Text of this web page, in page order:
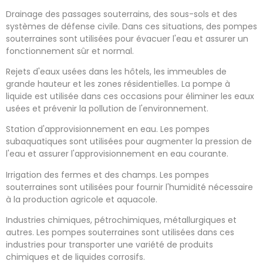
Drainage des passages souterrains, des sous-sols et des
systèmes de défense civile. Dans ces situations, des pompes
souterraines sont utilisées pour évacuer l'eau et assurer un
fonctionnement sûr et normal.
Rejets d'eaux usées dans les hôtels, les immeubles de
grande hauteur et les zones résidentielles. La pompe à
liquide est utilisée dans ces occasions pour éliminer les eaux
usées et prévenir la pollution de l'environnement.
Station d'approvisionnement en eau. Les pompes
subaquatiques sont utilisées pour augmenter la pression de
l'eau et assurer l'approvisionnement en eau courante.
Irrigation des fermes et des champs. Les pompes
souterraines sont utilisées pour fournir l'humidité nécessaire
à la production agricole et aquacole.
Industries chimiques, pétrochimiques, métallurgiques et
autres. Les pompes souterraines sont utilisées dans ces
industries pour transporter une variété de produits
chimiques et de liquides corrosifs.